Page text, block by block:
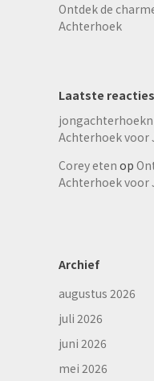
Ontdek de
Achterhoek
Laatste reacties
Achterhoek voor
Corey eten op
Achterhoek voor
Archief
augustus 2026
juli 2026
juni 2026
mei 2026